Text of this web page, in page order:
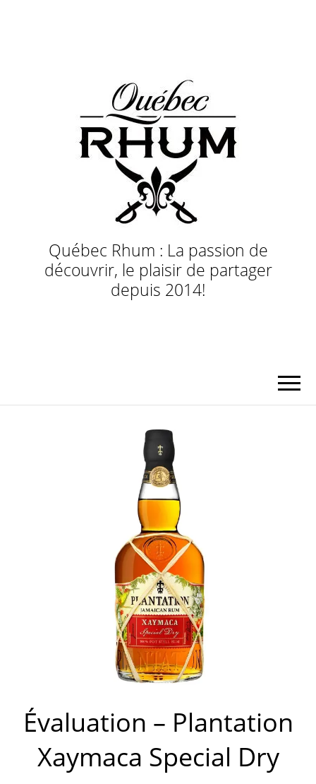
Québec Rhum : La passion de
découvrir, le plaisir de partager
depuis 2014!
Évaluation – Plantation
Xaymaca Special Dry